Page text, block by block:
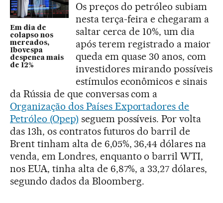
Em dia de
colapso nos
mercados,
Ibovespa
despenca mais
de 12%
Os preços do petróleo subiam
nesta terça-feira e chegaram a
saltar cerca de 10%, um dia
após terem registrado a maior
queda em quase 30 anos, com
investidores mirando possíveis
estímulos econômicos e sinais
da Rússia de que conversas com a
Organização dos Países Exportadores de
Petróleo (Opep) seguem possíveis. Por volta
das 13h, os contratos futuros do barril de
Brent tinham alta de 6,05%, 36,44 dólares na
venda, em Londres, enquanto o barril WTI,
nos EUA, tinha alta de 6,87%, a 33,27 dólares,
segundo dados da Bloomberg.